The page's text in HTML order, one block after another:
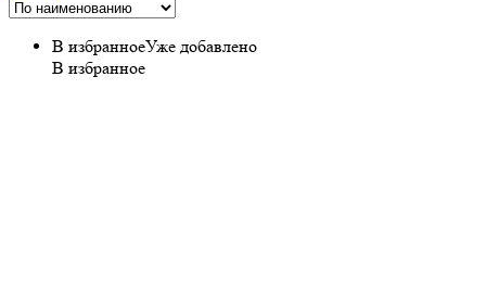
В избранноеУже добавлено
В избранное